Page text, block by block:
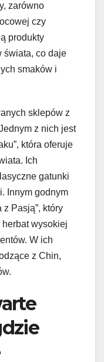
zarówno
czy
produkty
świata, co daje
smaków i
sklepów z
z nich jest
która oferuje
Ich
gatunki
Innym godnym
z Pasją”, który
wysokiej
W ich
z Chin,